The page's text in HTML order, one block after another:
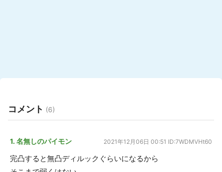
コメント (6)
1. 名無しのパイモン 2021年12月06日 00:51 ID:7WDMVHt60
完凸すると無凸ディルックぐらいになるから